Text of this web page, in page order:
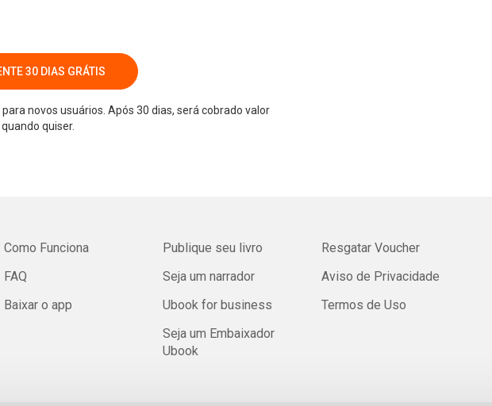
30 DIAS GRÁTIS
novos usuários. Após 30 dias, será cobrado valor
quiser.
Como Funciona
FAQ
Baixar o app
Publique seu livro
Seja um narrador
Ubook for business
Seja um Embaixador
Ubook
Resgatar Voucher
Aviso de Privacidade
Termos de Uso